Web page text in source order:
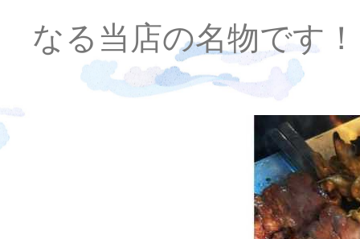
なる当店の名物です